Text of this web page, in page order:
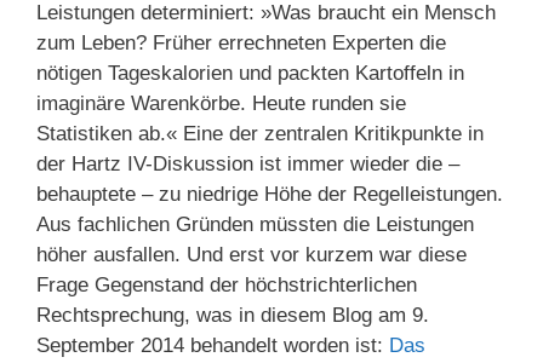
Leistungen determiniert: »Was braucht ein Mensch
zum Leben? Früher errechneten Experten die
nötigen Tageskalorien und packten Kartoffeln in
imaginäre Warenkörbe. Heute runden sie
Statistiken ab.« Eine der zentralen Kritikpunkte in
der Hartz IV-Diskussion ist immer wieder die –
behauptete – zu niedrige Höhe der Regelleistungen.
Aus fachlichen Gründen müssten die Leistungen
höher ausfallen. Und erst vor kurzem war diese
Frage Gegenstand der höchstrichterlichen
Rechtsprechung, was in diesem Blog am 9.
September 2014 behandelt worden ist: Das